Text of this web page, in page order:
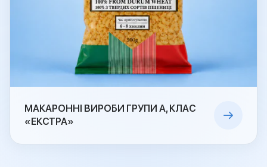
МАКАРОННІ ВИРОБИ ГРУПИ А, КЛАС
«ЕКСТРА»